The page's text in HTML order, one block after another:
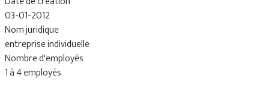
03-01-2012
Nom juridique
entreprise individuelle
Nombre d'employés
1 à 4 employés